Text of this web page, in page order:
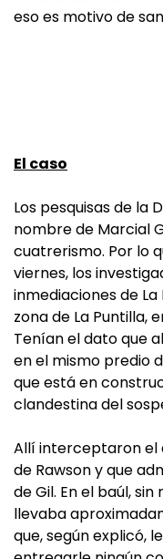
eso es motivo de
El caso
Los pesquisas de la
nombre de Marcial
cuatrerismo. Por lo
viernes, los
inmediaciones de
zona de La Puntilla,
Tenían el dato que
en el mismo predio
que está en
clandestina del
Allí interceptaron el
de Rawson y que
de Gil. En el baúl,
llevaba
que, según explicó,